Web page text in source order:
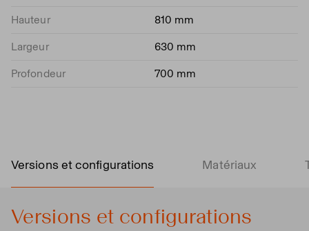
Hauteur 810 mm
Largeur 630 mm
Profondeur 700 mm
Versions et configurations Matériaux
Versions et configurations